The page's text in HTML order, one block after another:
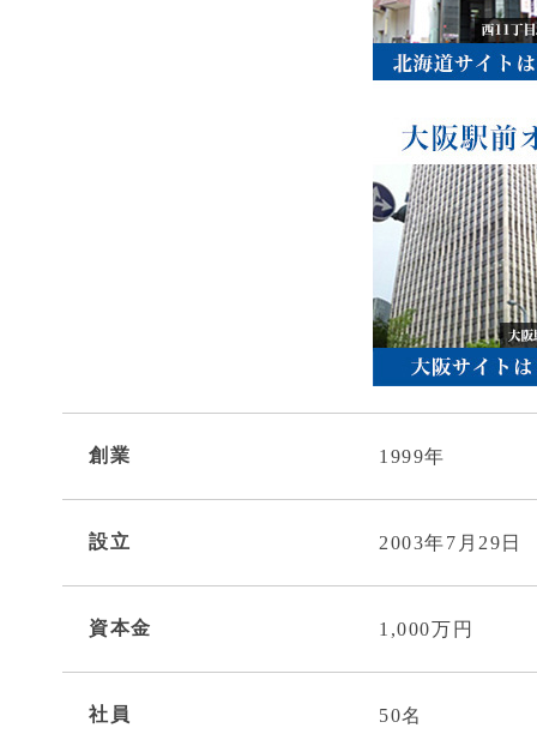
創業 1999年
設立 2003年7月29日
資本金 1,000万円
社員 50名